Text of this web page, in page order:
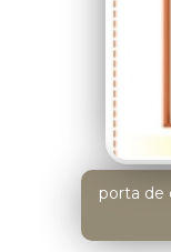
porta de